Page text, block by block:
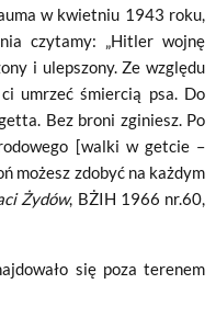
w kwietniu 1943 roku,
czytamy: „Hitler wojnę
i ulepszony. Ze względu
umrzeć śmiercią psa. Do
Bez broni zginiesz. Po
[walki w getcie –
możesz zdobyć na każdym
Żydów, BŻIH 1966 nr.60,
się poza terenem